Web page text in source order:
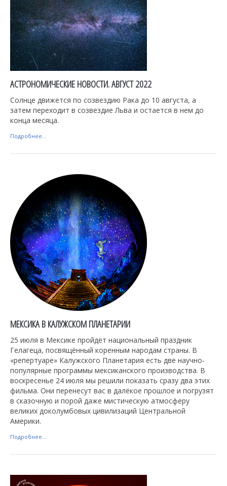
АСТРОНОМИЧЕСКИЕ НОВОСТИ. АВГУСТ 2022
Солнце движется по созвездию Рака до 10 августа, а
затем переходит в созвездие Льва и остается в нем до
конца месяца.
Подробнее...
МЕКСИКА В КАЛУЖСКОМ ПЛАНЕТАРИИ
25 июля в Мексике пройдёт национальный праздник
Гелагеца, посвящённый коренным народам страны. В
«репертуаре» Калужского Планетария есть две научно-
популярные программы мексиканского производства. В
воскресенье 24 июля мы решили показать сразу два этих
фильма. Они перенесут вас в далёкое прошлое и погрузят
в сказочную и порой даже мистическую атмосферу
великих доколумбовых цивилизаций Центральной
Америки.
Подробнее...